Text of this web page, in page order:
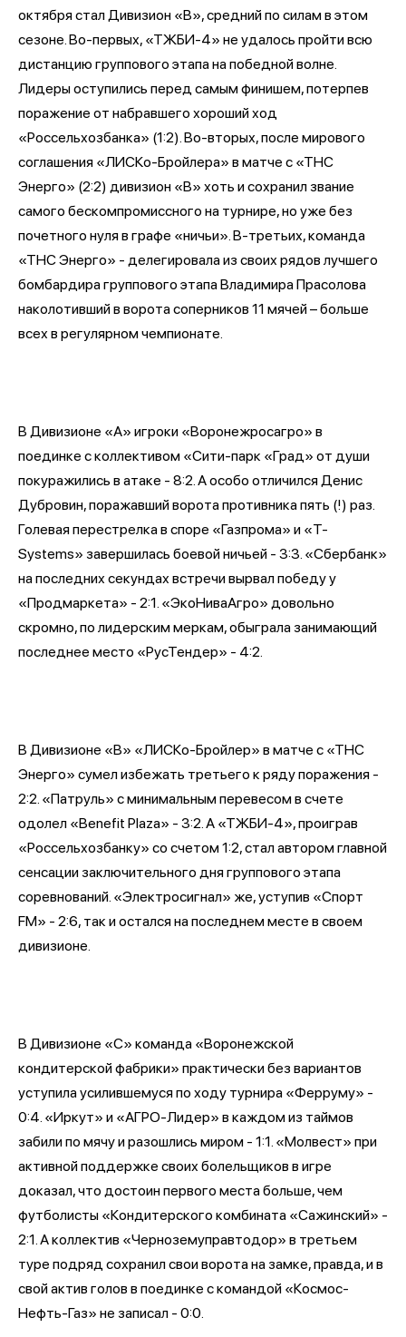
октября стал Дивизион «В», средний по силам в этом
сезоне. Во-первых, «ТЖБИ-4» не удалось пройти всю
дистанцию группового этапа на победной волне.
Лидеры оступились перед самым финишем, потерпев
поражение от набравшего хороший ход
«Россельхозбанка» (1:2). Во-вторых, после мирового
соглашения «ЛИСКо-Бройлера» в матче с «ТНС
Энерго» (2:2) дивизион «В» хоть и сохранил звание
самого бескомпромиссного на турнире, но уже без
почетного нуля в графе «ничьи». В-третьих, команда
«ТНС Энерго» - делегировала из своих рядов лучшего
бомбардира группового этапа Владимира Прасолова
наколотивший в ворота соперников 11 мячей – больше
всех в регулярном чемпионате.
В Дивизионе «А» игроки «Воронежросагро» в
поединке с коллективом «Сити-парк «Град» от души
покуражились в атаке - 8:2. А особо отличился Денис
Дубровин, поражавший ворота противника пять (!) раз.
Голевая перестрелка в споре «Газпрома» и «T-
Systems» завершилась боевой ничьей - 3:3. «Сбербанк»
на последних секундах встречи вырвал победу у
«Продмаркета» - 2:1. «ЭкоНиваАгро» довольно
скромно, по лидерским меркам, обыграла занимающий
последнее место «РусТендер» - 4:2.
В Дивизионе «В» «ЛИСКо-Бройлер» в матче с «ТНС
Энерго» сумел избежать третьего к ряду поражения -
2:2. «Патруль» с минимальным перевесом в счете
одолел «Benefit Plaza» - 3:2. А «ТЖБИ-4», проиграв
«Россельхозбанку» со счетом 1:2, стал автором главной
сенсации заключительного дня группового этапа
соревнований. «Электросигнал» же, уступив «Спорт
FM» - 2:6, так и остался на последнем месте в своем
дивизионе.
В Дивизионе «С» команда «Воронежской
кондитерской фабрики» практически без вариантов
уступила усилившемуся по ходу турнира «Ферруму» -
0:4. «Иркут» и «АГРО-Лидер» в каждом из таймов
забили по мячу и разошлись миром - 1:1. «Молвест» при
активной поддержке своих болельщиков в игре
доказал, что достоин первого места больше, чем
футболисты «Кондитерского комбината «Сажинский» -
2:1. А коллектив «Черноземуправтодор» в третьем
туре подряд сохранил свои ворота на замке, правда, и в
свой актив голов в поединке с командой «Космос-
Нефть-Газ» не записал - 0:0.